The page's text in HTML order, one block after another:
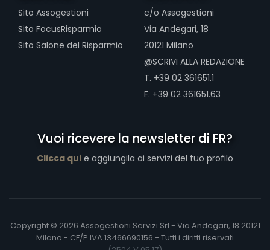
Sito Assogestioni
Sito FocusRisparmio
Sito Salone del Risparmio
c/o Assogestioni
Via Andegari, 18
20121 Milano
@SCRIVI ALLA REDAZIONE
T. +39 02 361651.1
F. +39 02 361651.63
Vuoi ricevere la newsletter di FR?
Clicca qui e aggiungila ai servizi del tuo profilo
Copyright © 2026 Assogestioni Servizi Srl - Via Andegari, 18 20121
Milano - CF/P.IVA 13466690156 - Tutti i diritti riservati